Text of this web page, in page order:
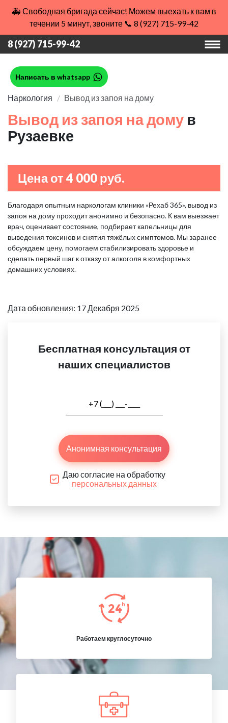
🚑 Свободная бригада сейчас! Можем выехать к вам в
течении 5 минут, звоните 📞 8 (927) 715-99-42
8 (927) 715-99-42
Написать в whatsapp
Наркология Вывод из запоя на дому
Вывод из запоя на дому в
Рузаевке
Цена от 4 000 руб.
Благодаря опытным наркологам клиники «Рехаб 365», вывод из
запоя на дому проходит анонимно и безопасно. К вам выезжает
врач, оценивает состояние, подбирает капельницы для
выведения токсинов и снятия тяжёлых симптомов. Мы заранее
обсуждаем цену, помогаем стабилизировать здоровье и
сделать первый шаг к отказу от алкоголя в комфортных
домашних условиях.
Дата обновления: 17 Декабря 2025
Бесплатная консультация от
наших специалистов
Анонимная консультация
Даю согласие на обработку
персональных данных
Работаем круглосуточно